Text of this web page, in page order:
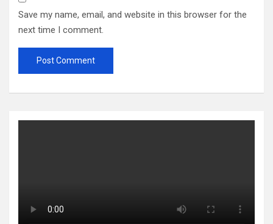
Save my name, email, and website in this browser for the
next time I comment.